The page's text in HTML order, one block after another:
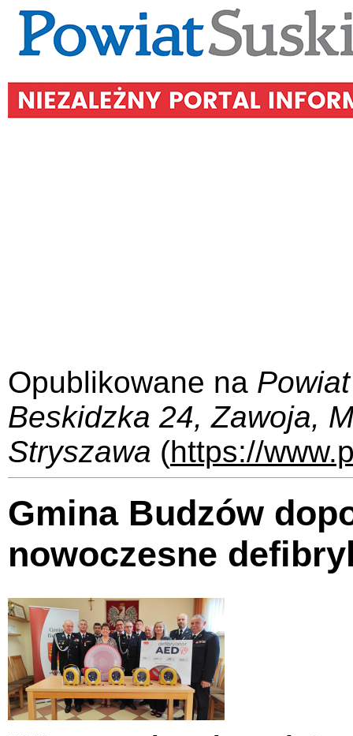
Opublikowane na
Beskidzka 24, Zawoja,
Stryszawa (https://
Gmina Budzów
nowoczesne